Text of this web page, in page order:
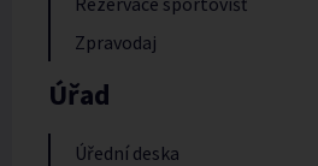
Zpravodaj
Úřad
Úřední deska